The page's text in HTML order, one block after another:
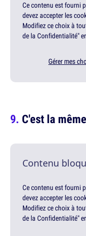
Ce contenu est fourni
devez accepter les
Modifiez ce choix à
de la Confidentialité"
Gérer mes
C'est la
Contenu
Ce contenu est fourni
devez accepter les
Modifiez ce choix à
de la Confidentialité"